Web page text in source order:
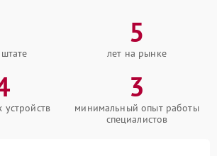
5
лет на рынке
3
минимальный опыт работы
специалистов